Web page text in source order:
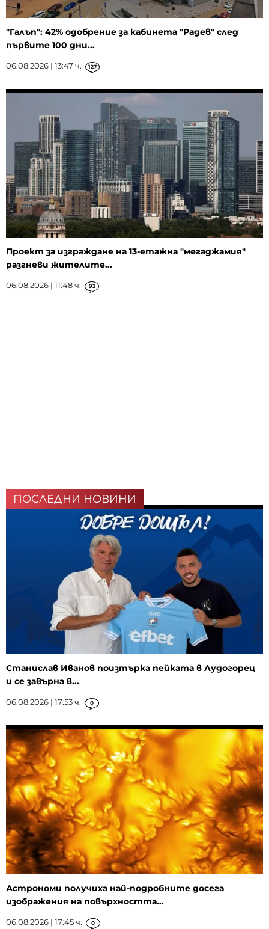
"Галъп": 42% одобрение за кабинета "Радев" след
първите 100 дни...
06.08.2026 | 13:47 ч. 127
Проект за изграждане на 13-етажна "мегаджамия"
разгневи жителите...
06.08.2026 | 11:48 ч. 92
ПОСЛЕДНИ НОВИНИ
Станислав Иванов поизтърка пейката в Лудогорец
и се завърна в...
06.08.2026 | 17:53 ч. 0
Астрономи получиха най-подробните досега
изображения на повърхността...
06.08.2026 | 17:45 ч. 0